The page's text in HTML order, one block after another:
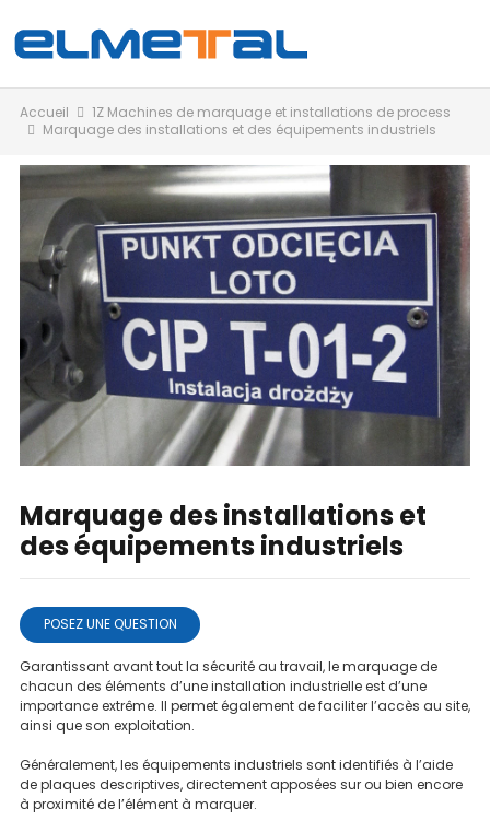
Accueil
1Z Machines de marquage et installations de process
Marquage des installations et des équipements industriels
Marquage des installations et
des équipements industriels
POSEZ UNE QUESTION
Garantissant avant tout la sécurité au travail, le marquage de
chacun des éléments d’une installation industrielle est d’une
importance extrême. Il permet également de faciliter l’accès au site,
ainsi que son exploitation.
Généralement, les équipements industriels sont identifiés à l’aide
de plaques descriptives, directement apposées sur ou bien encore
à proximité de l’élément à marquer.